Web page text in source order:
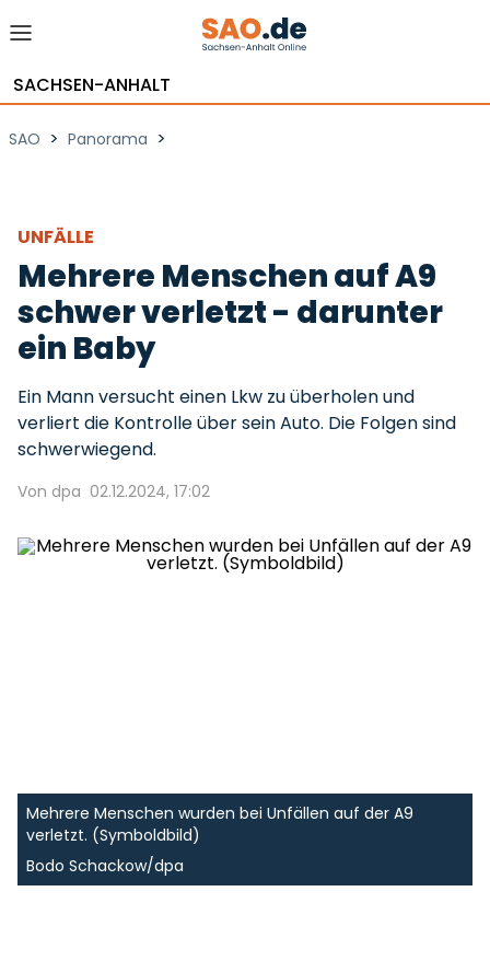
SACHSEN-ANHALT
SAO > Panorama >
UNFÄLLE
Mehrere Menschen auf A9
schwer verletzt - darunter
ein Baby
Ein Mann versucht einen Lkw zu überholen und
verliert die Kontrolle über sein Auto. Die Folgen sind
schwerwiegend.
Von dpa 02.12.2024, 17:02
Mehrere Menschen wurden bei Unfällen auf der A9
verletzt. (Symboldbild)
Bodo Schackow/dpa